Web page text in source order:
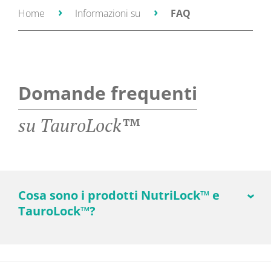
Home Informazioni su FAQ
Domande frequenti
su TauroLock™
Cosa sono i prodotti NutriLock™ e
TauroLock™?